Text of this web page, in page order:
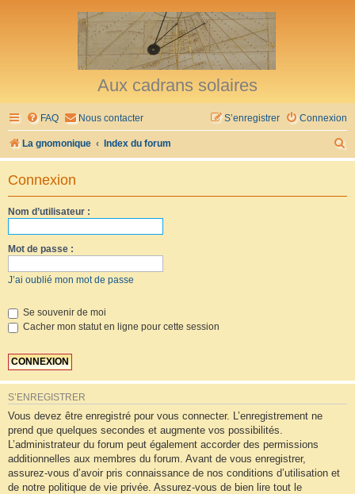
Aux cadrans solaires
FAQ Nous contacter Connexion
S’enregistrer
La gnomonique Index du forum
e
Connexion
Nom d’utilisateur :
Mot de passe :
J’ai oublié mon mot de passe
Se souvenir de moi
Cacher mon statut en ligne pour cette session
S’ENREGISTRER
Vous devez être enregistré pour vous connecter. L’enregistrement ne
prend que quelques secondes et augmente vos possibilités.
L’administrateur du forum peut également accorder des permissions
additionnelles aux membres du forum. Avant de vous enregistrer,
assurez-vous d’avoir pris connaissance de nos conditions d’utilisation et
de notre politique de vie privée. Assurez-vous de bien lire tout le